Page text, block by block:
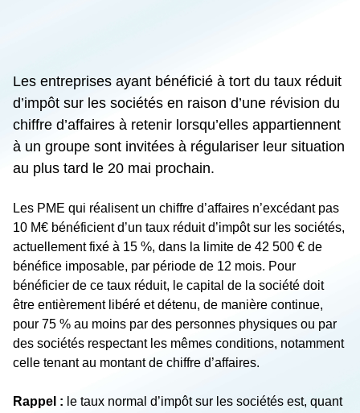
Les entreprises ayant bénéficié à tort du taux réduit
d’impôt sur les sociétés en raison d’une révision du
chiffre d’affaires à retenir lorsqu’elles appartiennent
à un groupe sont invitées à régulariser leur situation
au plus tard le 20 mai prochain.
Les PME qui réalisent un chiffre d’affaires n’excédant pas
10 M€ bénéficient d’un taux réduit d’impôt sur les sociétés,
actuellement fixé à 15 %, dans la limite de 42 500 € de
bénéfice imposable, par période de 12 mois. Pour
bénéficier de ce taux réduit, le capital de la société doit
être entièrement libéré et détenu, de manière continue,
pour 75 % au moins par des personnes physiques ou par
des sociétés respectant les mêmes conditions, notamment
celle tenant au montant de chiffre d’affaires.
Rappel : le taux normal d’impôt sur les sociétés est, quant